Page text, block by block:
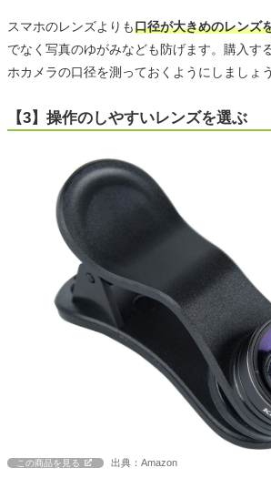
スマホのレンズよりも口径が大きめのレンズ
でなく写真のゆがみなども防げます。購入す
ホカメラの口径を測っておくようにしましょう
【3】操作のしやすいレンズを選ぶ
この商品を見る 出典：Amazon